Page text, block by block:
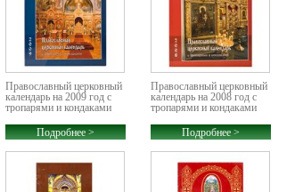
Православный церковный
календарь на 2009 год с
тропарями и кондаками
Подробнее >
Православный церковный
календарь на 2008 год с
тропарями и кондаками
Подробнее >